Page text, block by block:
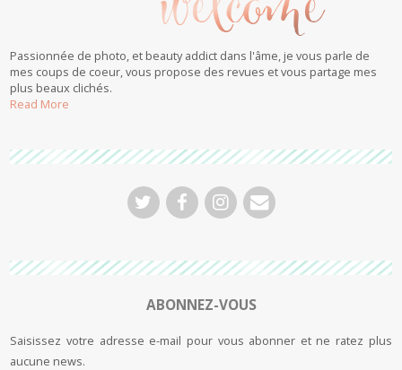
Passionnée de photo, et beauty addict dans l'âme, je vous parle de
mes coups de coeur, vous propose des revues et vous partage mes
plus beaux clichés.
Read More
ABONNEZ-VOUS
Saisissez votre adresse e-mail pour vous abonner et ne ratez plus
aucune news.